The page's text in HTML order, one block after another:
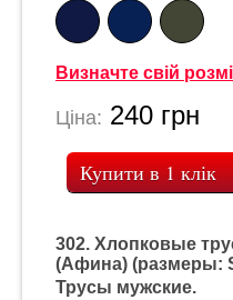
Визначте свій
Ціна: 240 грн
Купити в 1 клік
302. Хлопковые
(Афина) (размеры:
Трусы мужские.